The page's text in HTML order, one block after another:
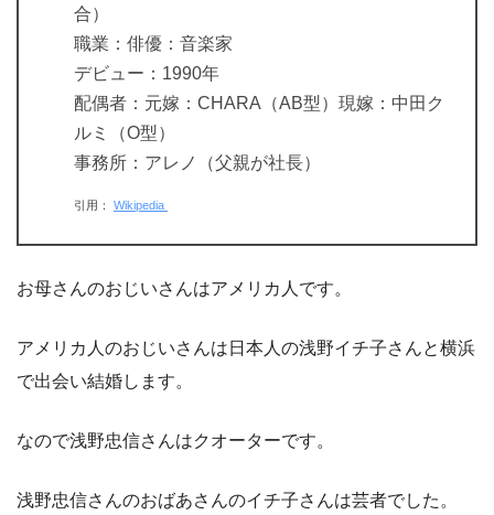
合）
職業：俳優：音楽家
デビュー：1990年
配偶者：元嫁：CHARA（AB型）現嫁：中田ク
ルミ（O型）
事務所：アレノ（父親が社長）
引用： Wikipedia
お母さんのおじいさんはアメリカ人です。
アメリカ人のおじいさんは日本人の浅野イチ子さんと横浜
で出会い結婚します。
なので浅野忠信さんはクオーターです。
浅野忠信さんのおばあさんのイチ子さんは芸者でした。